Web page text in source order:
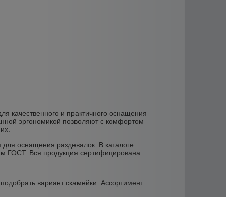
качественного и практичного оснащения
эргономикой позволяют с комфортом
оснащения раздевалок. В каталоге
ГОСТ. Вся продукция сертифицирована.
вариант скамейки. Ассортимент